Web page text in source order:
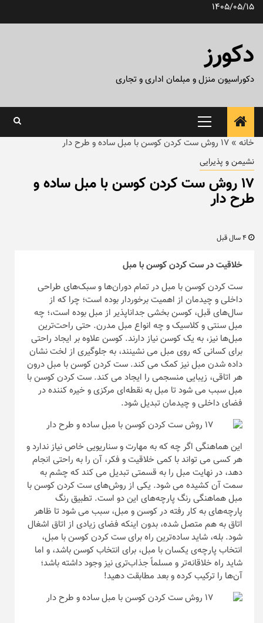
پرش1405/05/15
دکورز
دکوراسیون منزل و مبلمان اداری و تجاری
منوی
اصلی
خانه » ۱۷ روش‌ ست کردن کوسن با مبل ساده و طرح دار
نشیمن و پذیرایی
۱۷ روش‌ ست کردن کوسن با مبل ساده و
طرح دار
خلاقیت در ست کردن کوسن با مبل
ست کردن کوسن با مبل در تمام دوران‌ها و سبک‌های طراحی
داخلی و چیدمان از اهمیت برخوردار بوده است؛ چرا که از
سال‌های قبل، کوسن بخشی جداناپذیر از مبل بوده است،؛ چه
مبل سنتی و کلاسیک و چه انواع مبل مدرن. حتی راحت‌ترین
مبل‌ها نیز، به یک کوسن نیاز دارند. کوسن علاوه بر ایجاد راحتی
برای کسانی که روی مبل می نشینند، به جلوگیری از لخت نشان
داده شدن مبل نیز کمک می کند. ست کردن کوسن با مبل درون
هر اتاقی، زیبایی منسجمی را ایجاد می کند. ست کردن کوسن با
مبل سبب می شود تا مبل به نقطه‌ای مرکزی و خیره کننده در
فضای داخلی و چیدمان تبدیل شود.
این هماهنگی اگر چه که به مهارت و سناریویی خاص نیاز ندارد و
هر کسی می تواند با کمی خلاقیت و فکر، آن را به راحتی انجام
دهد، در نهایت مبل را به قسمتی تبدیل می کند که چشم به
سمت آن کشیده می شود. یکی از روش‌های ست کردن کوسن با
مبل هماهنگی رنگ پارچه‌های این دو است. تطبیق رنگ
پارچه‌های به کار رفته در کوسن و مبل، سبب می شود تا ظاهر
اتاق به هم متصل شده، بدون اینکه فضای زیادی از اتاق اشغال
شود. بله، شاید ساده‌ترین راه برای ست کردن کوسن با مبل،
انتخاب پارچه‌ی یکسان با مبل، برای انتخاب کوسن باشد، و اما
شاید راه خلاقانه‌تر و مسلماً جذاب‌تری نیز وجود داشته باشد؛
آن‌ها را ترکیب کرده و بعد مطابقت دهید!